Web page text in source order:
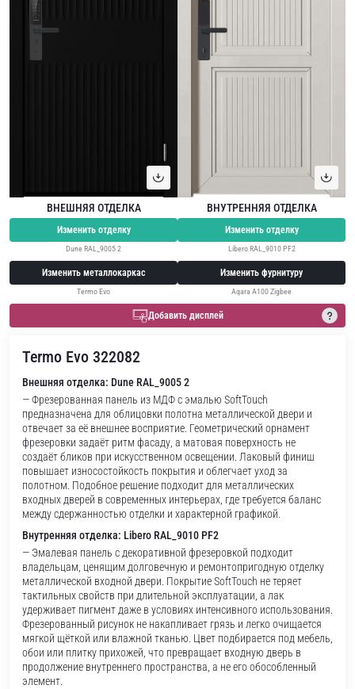
ВНЕШНЯЯ ОТДЕЛКА
Изменить отделку
Dune RAL_9005 2
Изменить металлокаркас
Termo Evo
ВНУТРЕННЯЯ ОТДЕЛКА
Изменить отделку
Libero RAL_9010 PF2
Изменить фурнитуру
Aqara A100 Zigbee
Добавить дисплей
Termo Evo 322082
Внешняя отделка: Dune RAL_9005 2
— Фрезерованная панель из МДФ с эмалью SoftTouch
предназначена для облицовки полотна металлической двери и
отвечает за её внешнее восприятие. Геометрический орнамент
фрезеровки задаёт ритм фасаду, а матовая поверхность не
создаёт бликов при искусственном освещении. Лаковый финиш
повышает износостойкость покрытия и облегчает уход за
полотном. Подобное решение подходит для металлических
входных дверей в современных интерьерах, где требуется баланс
между сдержанностью отделки и характерной графикой.
Внутренняя отделка: Libero RAL_9010 PF2
— Эмалевая панель с декоративной фрезеровкой подходит
владельцам, ценящим долговечную и ремонтопригодную отделку
металлической входной двери. Покрытие SoftTouch не теряет
тактильных свойств при длительной эксплуатации, а лак
удерживает пигмент даже в условиях интенсивного использования.
Фрезерованный рисунок не накапливает грязь и легко очищается
мягкой щёткой или влажной тканью. Цвет подбирается под мебель,
обои или плитку прихожей, что превращает входную дверь в
продолжение внутреннего пространства, а не его обособленный
элемент.